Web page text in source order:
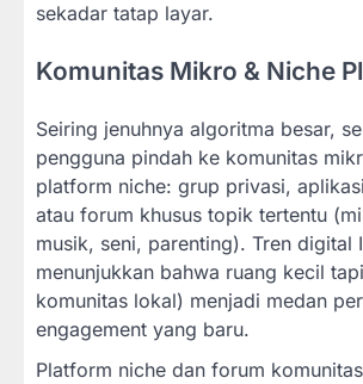
sekadar tatap layar.
Komunitas Mikro & Niche
Seiring jenuhnya algoritma besar,
pengguna pindah ke komunitas
platform niche: grup privasi,
atau forum khusus topik tertentu
musik, seni, parenting). Tren digital
menunjukkan bahwa ruang kecil
komunitas lokal) menjadi medan
engagement yang baru.
Platform niche dan forum